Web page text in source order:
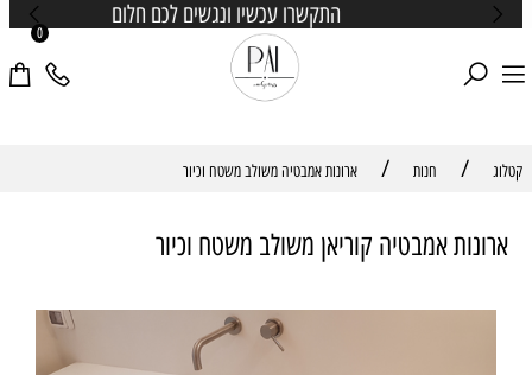
התקשרו עכשיו ונגשים לכם חלום
0
קטלוג / חנות / ארונות אמבטיה משולב משטח וכיור
ארונות אמבטיה קוריאן משולב משטח וכיור